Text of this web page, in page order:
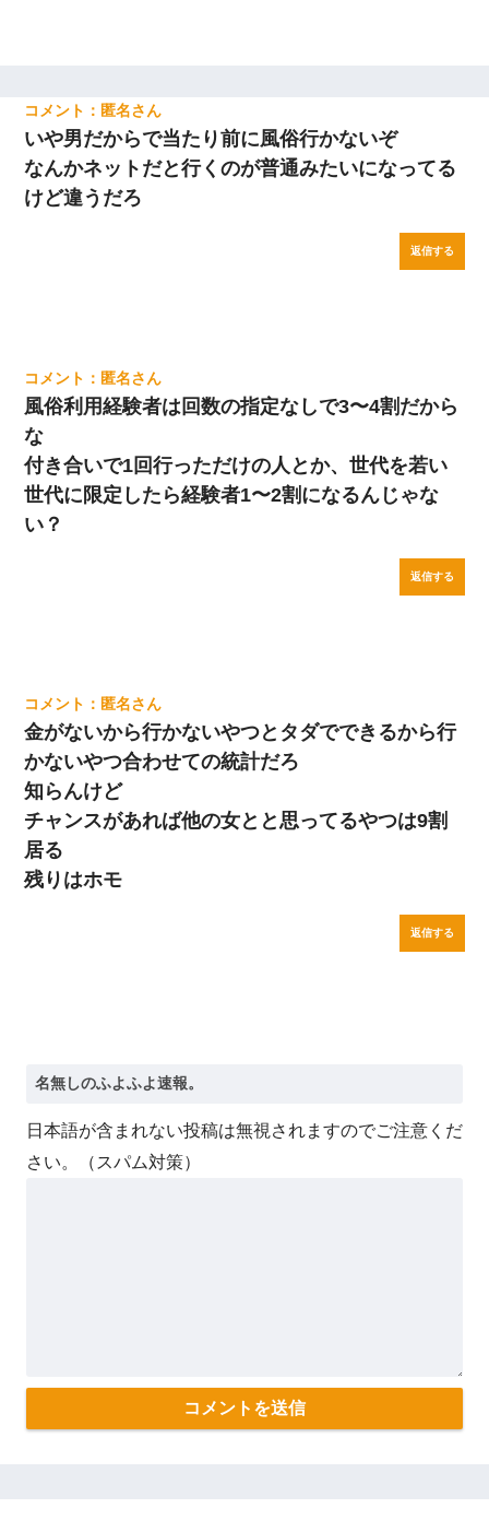
匿名
いや男だからで当たり前に風俗行かないぞ
なんかネットだと行くのが普通みたいになってる
けど違うだろ
返信する
匿名
風俗利用経験者は回数の指定なしで3〜4割だから
な
付き合いで1回行っただけの人とか、世代を若い
世代に限定したら経験者1〜2割になるんじゃな
い？
返信する
匿名
金がないから行かないやつとタダでできるから行
かないやつ合わせての統計だろ
知らんけど
チャンスがあれば他の女とと思ってるやつは9割
居る
残りはホモ
返信する
日本語が含まれない投稿は無視されますのでご注意くだ
さい。（スパム対策）